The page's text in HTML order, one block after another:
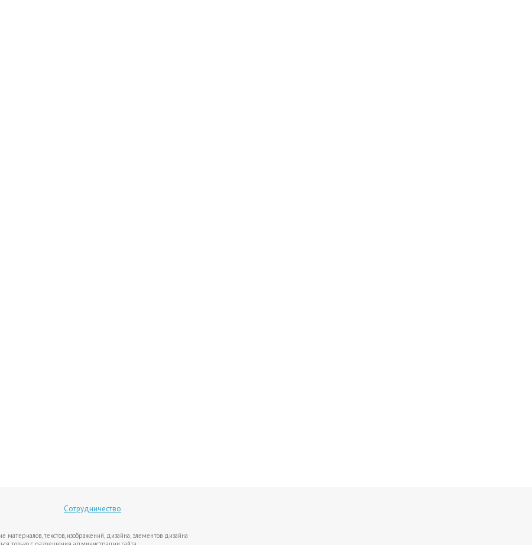
Сотрудничество
материалов, текстов, изображений, дизайна, элементов дизайна